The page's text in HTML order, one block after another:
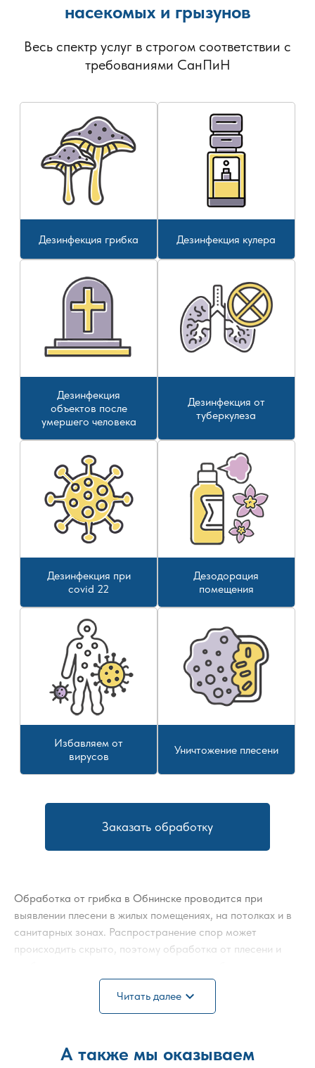
насекомых и грызунов
Весь спектр услуг в строгом соответствии с
требованиями СанПиН
Дезинфекция грибка Дезинфекция кулера
Дезинфекция
объектов после
умершего человека
Дезинфекция от
туберкулеза
Дезинфекция при
covid 22
Дезодорация
помещения
Избавляем от
вирусов
Уничтожение плесени
Заказать обработку
Обработка от грибка в Обнинске проводится при
выявлении плесени в жилых помещениях, на потолках и в
санитарных зонах. Распространение спор может
происходить скрыто, поэтому обработка от плесени и
основания. Работы выполняются с применением
антисептических средств, предназначенных для
уничтожения активной колонии.
В обязательном порядке проводится обработка стен от
грибка, а при необходимости — комплексная обработка
Читать далее expand_more
А также мы оказываем